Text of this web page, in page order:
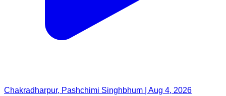
Chakradharpur, Pashchimi Singhbhum | Aug 4, 2026